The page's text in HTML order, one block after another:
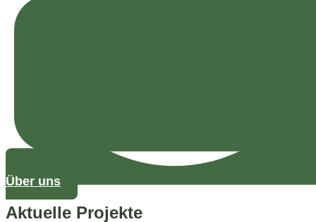
Über uns
Aktuelle Projekte